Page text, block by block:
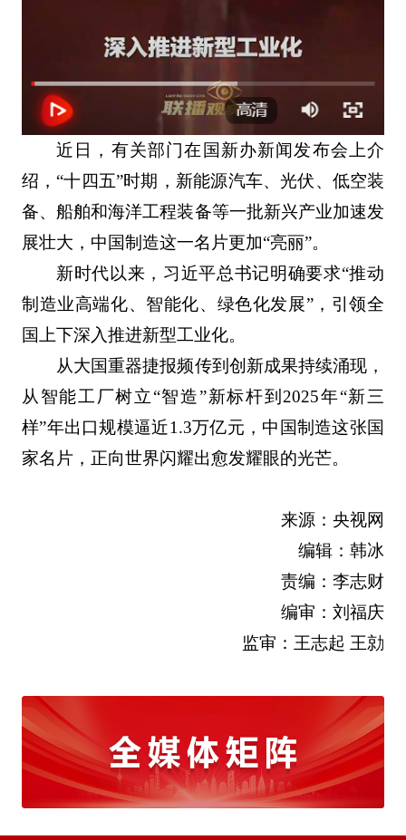
近日，有关部门在国新办新闻发布会上介
绍，“十四五”时期，新能源汽车、光伏、低空装
备、船舶和海洋工程装备等一批新兴产业加速发
展壮大，中国制造这一名片更加“亮丽”。
新时代以来，习近平总书记明确要求“推动
制造业高端化、智能化、绿色化发展”，引领全
国上下深入推进新型工业化。
从大国重器捷报频传到创新成果持续涌现，
从智能工厂树立“智造”新标杆到2025年“新三
样”年出口规模逼近1.3万亿元，中国制造这张国
家名片，正向世界闪耀出愈发耀眼的光芒。
来源：央视网
编辑：韩冰
责编：李志财
编审：刘福庆
监审：王志起 王勍